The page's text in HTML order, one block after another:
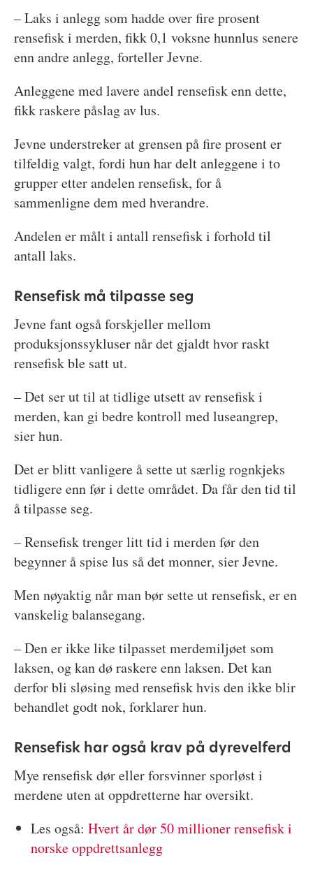
– Laks i anlegg som hadde over fire prosent
rensefisk i merden, fikk 0,1 voksne hunnlus senere
enn andre anlegg, forteller Jevne.
Anleggene med lavere andel rensefisk enn dette,
fikk raskere påslag av lus.
Jevne understreker at grensen på fire prosent er
tilfeldig valgt, fordi hun har delt anleggene i to
grupper etter andelen rensefisk, for å
sammenligne dem med hverandre.
Andelen er målt i antall rensefisk i forhold til
antall laks.
Rensefisk må tilpasse seg
Jevne fant også forskjeller mellom
produksjonssykluser når det gjaldt hvor raskt
rensefisk ble satt ut.
– Det ser ut til at tidlige utsett av rensefisk i
merden, kan gi bedre kontroll med luseangrep,
sier hun.
Det er blitt vanligere å sette ut særlig rognkjeks
tidligere enn før i dette området. Da får den tid til
å tilpasse seg.
– Rensefisk trenger litt tid i merden før den
begynner å spise lus så det monner, sier Jevne.
Men nøyaktig når man bør sette ut rensefisk, er en
vanskelig balansegang.
– Den er ikke like tilpasset merdemiljøet som
laksen, og kan dø raskere enn laksen. Det kan
derfor bli sløsing med rensefisk hvis den ikke blir
behandlet godt nok, forklarer hun.
Rensefisk har også krav på dyrevelferd
Mye rensefisk dør eller forsvinner sporløst i
merdene uten at oppdretterne har oversikt.
Les også: Hvert år dør 50 millioner rensefisk i
norske oppdrettsanlegg